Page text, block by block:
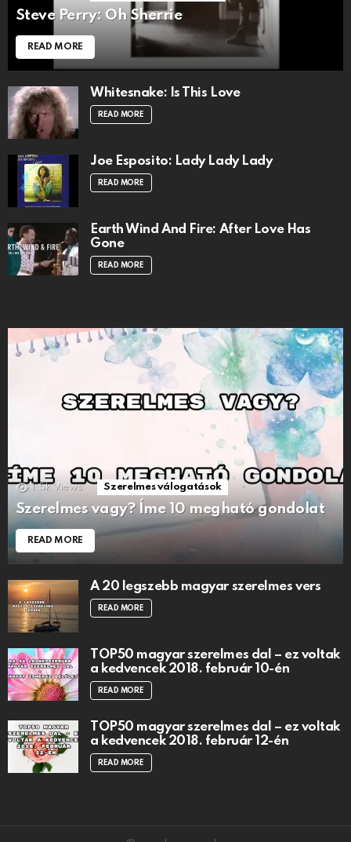
Steve Perry: Oh Sherrie
READ MORE
Whitesnake: Is This Love
READ MORE
Joe Esposito: Lady Lady Lady
READ MORE
Earth Wind And Fire: After Love Has
Gone
READ MORE
1.5k Views Szerelmes válogatások
Szerelmes vagy? Íme 10 megható gondolat
READ MORE
A 20 legszebb magyar szerelmes vers
READ MORE
TOP50 magyar szerelmes dal – ez voltak
a kedvencek 2018. február 10-én
READ MORE
TOP50 magyar szerelmes dal – ez voltak
a kedvencek 2018. február 12-én
READ MORE